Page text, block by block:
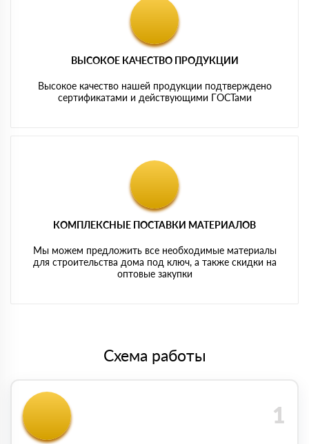
ВЫСОКОЕ КАЧЕСТВО ПРОДУКЦИИ
Высокое качество нашей продукции подтверждено
сертификатами и действующими ГОСТами
КОМПЛЕКСНЫЕ ПОСТАВКИ МАТЕРИАЛОВ
Мы можем предложить все необходимые материалы
для строительства дома под ключ, а также скидки на
оптовые закупки
Схема работы